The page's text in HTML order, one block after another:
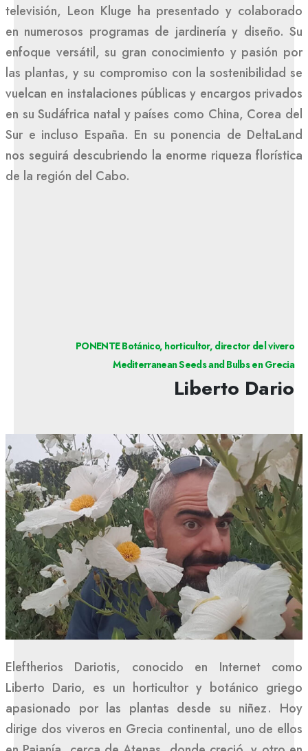
televisión, Leon Kluge ha presentado y colaborado
en numerosos programas de jardinería y diseño. Su
enfoque versátil, su gran conocimiento y pasión por
las plantas, y su compromiso con la sostenibilidad se
vuelcan en instalaciones públicas y encargos privados
en su Sudáfrica natal y países como China, Corea del
Sur e incluso España. En su ponencia de DeltaLand
nos seguirá descubriendo la enorme riqueza florística
de la región del Cabo.
PONENTE Botánico, horticultor, director del vivero
Mediterranean Seeds and Bulbs en Grecia
Liberto Dario
Eleftherios Dariotis, conocido en Internet como
Liberto Dario, es un horticultor y botánico griego
apasionado por las plantas desde su niñez. Hoy
dirige dos viveros en Grecia continental, uno de ellos